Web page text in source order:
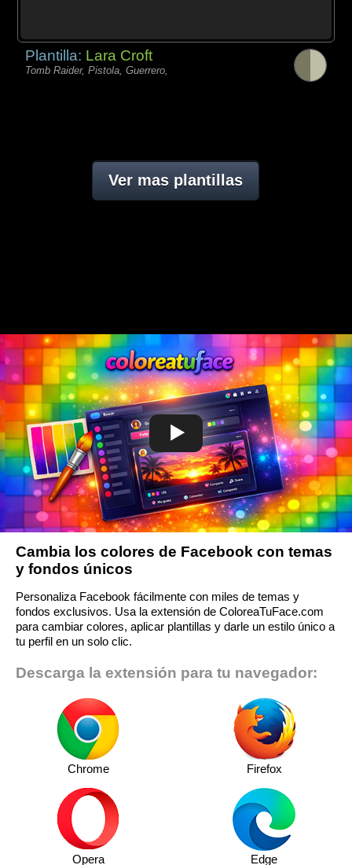
Plantilla: Lara Croft
Tomb Raider, Pistola, Guerrero,
Ver mas plantillas
Cambia los colores de Facebook con temas
y fondos únicos
Personaliza Facebook fácilmente con miles de temas y
fondos exclusivos. Usa la extensión de ColoreaTuFace.com
para cambiar colores, aplicar plantillas y darle un estilo único a
tu perfil en un solo clic.
Descarga la extensión para tu navegador:
Chrome Firefox
Opera Edge